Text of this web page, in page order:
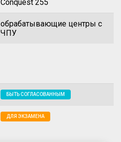
Conquest 255
обрабатывающие центры с
ЧПУ
БЫТЬ СОГЛАСОВАННЫМ
ДЛЯ ЭКЗАМЕНА